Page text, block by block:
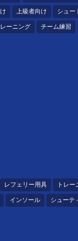
上級者向け シュー
レーニング チーム練習
レフェリー用具 トレ
インソール シューテ